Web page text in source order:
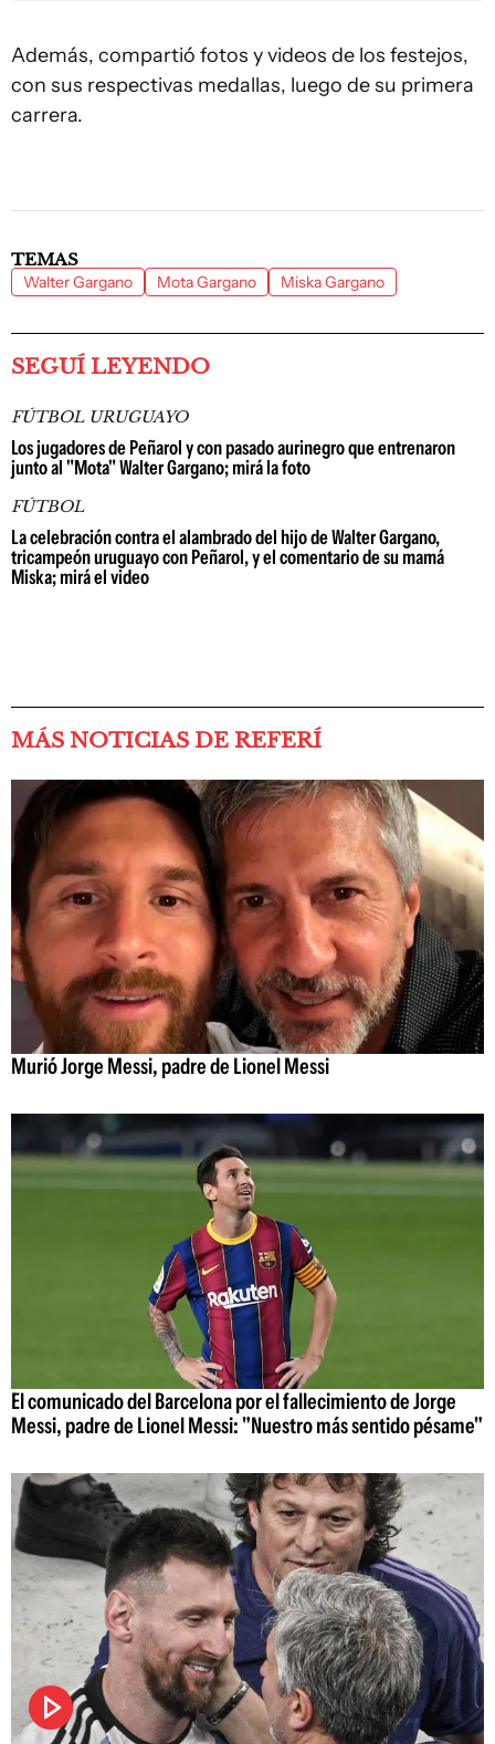
Además, compartió fotos y videos de los festejos,
con sus respectivas medallas, luego de su primera
carrera.
TEMAS
Walter Gargano Mota Gargano Miska Gargano
SEGUÍ LEYENDO
FÚTBOL URUGUAYO
Los jugadores de Peñarol y con pasado aurinegro que entrenaron
junto al "Mota" Walter Gargano; mirá la foto
FÚTBOL
La celebración contra el alambrado del hijo de Walter Gargano,
tricampeón uruguayo con Peñarol, y el comentario de su mamá
Miska; mirá el video
MÁS NOTICIAS DE REFERÍ
Murió Jorge Messi, padre de Lionel Messi
El comunicado del Barcelona por el fallecimiento de Jorge
Messi, padre de Lionel Messi: "Nuestro más sentido pésame"